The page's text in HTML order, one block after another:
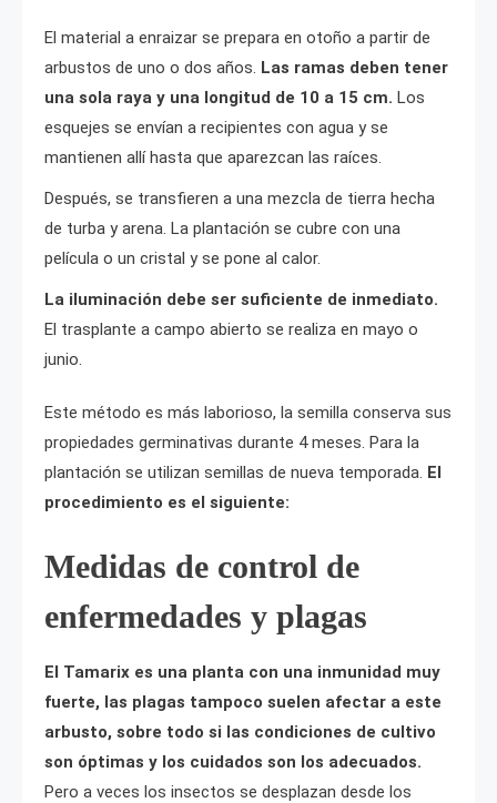
El material a enraizar se prepara en otoño a partir de
arbustos de uno o dos años. Las ramas deben tener
una sola raya y una longitud de 10 a 15 cm. Los
esquejes se envían a recipientes con agua y se
mantienen allí hasta que aparezcan las raíces.
Después, se transfieren a una mezcla de tierra hecha
de turba y arena. La plantación se cubre con una
película o un cristal y se pone al calor.
La iluminación debe ser suficiente de inmediato.
El trasplante a campo abierto se realiza en mayo o
junio.
Este método es más laborioso, la semilla conserva sus
propiedades germinativas durante 4 meses. Para la
plantación se utilizan semillas de nueva temporada. El
procedimiento es el siguiente:
Medidas de control de
enfermedades y plagas
El Tamarix es una planta con una inmunidad muy
fuerte, las plagas tampoco suelen afectar a este
arbusto, sobre todo si las condiciones de cultivo
son óptimas y los cuidados son los adecuados.
Pero a veces los insectos se desplazan desde los